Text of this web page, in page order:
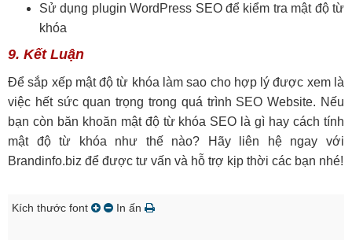
Sử dụng plugin WordPress SEO để kiểm tra mật độ từ
khóa
9. Kết Luận
Để sắp xếp mật độ từ khóa làm sao cho hợp lý được xem là
việc hết sức quan trọng trong quá trình SEO Website. Nếu
bạn còn băn khoăn mật độ từ khóa SEO là gì hay cách tính
mật độ từ khóa như thế nào? Hãy liên hệ ngay với
Brandinfo.biz để được tư vấn và hỗ trợ kịp thời các bạn nhé!
Kích thước font In ấn